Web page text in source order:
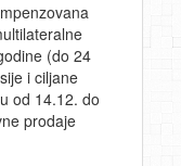
(do 24
i ciljane
od 14.12. do
prodaje